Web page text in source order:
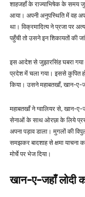
शाहजहाँ के राज्याभिषेक के समय
आया। अपनी अनुपस्थिति में वह
था। विक्रमादित्य ने प्रजा पर
पहुँची तो उसने इन शिकायतों की
इस आदेश से जुझारसिंह घबरा
प्रदेश में चला गया। इससे कुपित
किया। उसने महाबतखाँ, खान-ए-
महाबतखाँ ने ग्वालियर से, खान-
सेनाओं के साथ ओरछा के लिये
अपना पड़ाव डाला। मुगलों की
समझकर बादशाह से क्षमा याचना
मोर्चे पर भेज दिया।
खान-ए-जहाँ लोदी